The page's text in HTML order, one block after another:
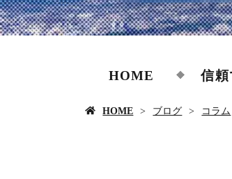
HOME 信頼
HOME ブログ コラム